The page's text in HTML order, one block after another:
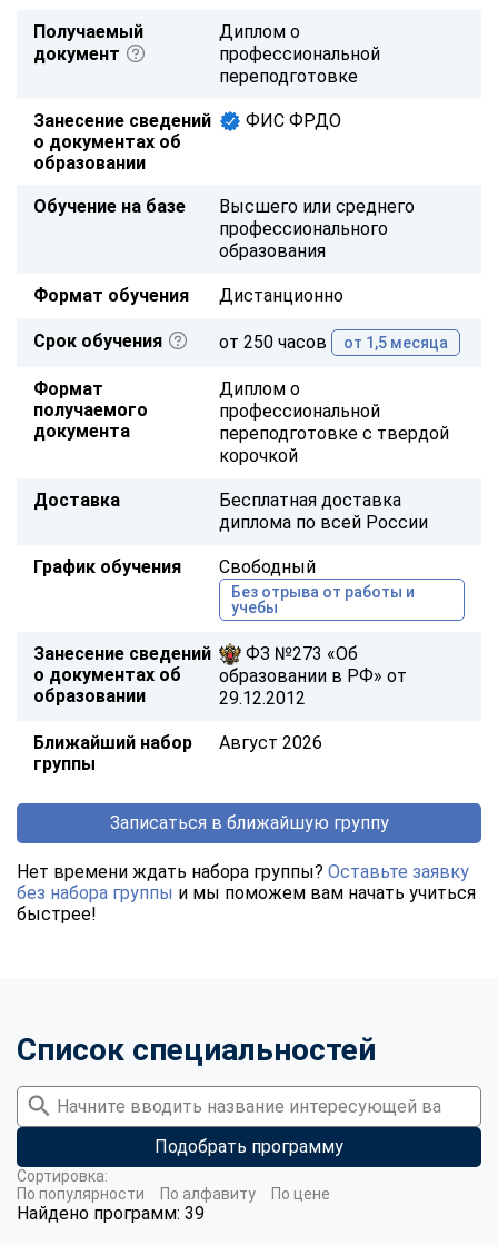
Получаемый
документ
Диплом о
профессиональной
переподготовке
Занесение сведений
о документах об
образовании
ФИС ФРДО
Обучение на базе
Высшего или среднего
профессионального
образования
Формат обучения Дистанционно
Срок обучения от 250 часов от 1,5 месяца
Формат
получаемого
документа
Диплом о
профессиональной
переподготовке с твердой
корочкой
Доставка
Бесплатная доставка
диплома по всей России
График обучения Свободный
Без отрыва от работы и
учебы
Занесение сведений
о документах об
образовании
ФЗ №273 «Об
образовании в РФ» от
29.12.2012
Ближайший набор
группы
Август 2026
Записаться в ближайшую группу
Нет времени ждать набора группы? Оставьте заявку
без набора группы и мы поможем вам начать учиться
быстрее!
Список специальностей
Подобрать программу
Найдено программ: 39
Сортировка:
По популярности
По алфавиту По цене